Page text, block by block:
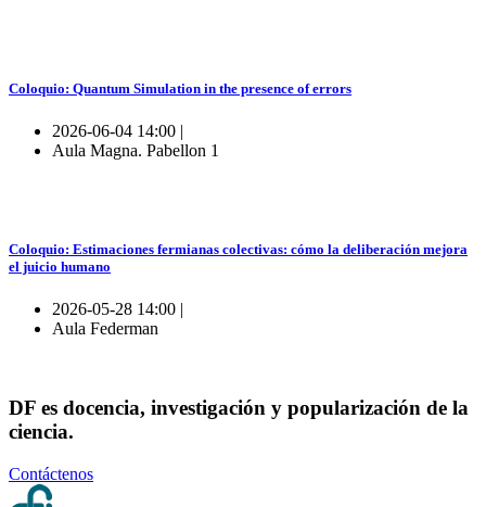
Coloquio: Quantum Simulation in the presence of errors
2026-06-04 14:00 |
Aula Magna. Pabellon 1
Coloquio: Estimaciones fermianas colectivas: cómo la deliberación mejora
el juicio humano
2026-05-28 14:00 |
Aula Federman
DF es docencia, investigación y popularización de la
ciencia.
Contáctenos